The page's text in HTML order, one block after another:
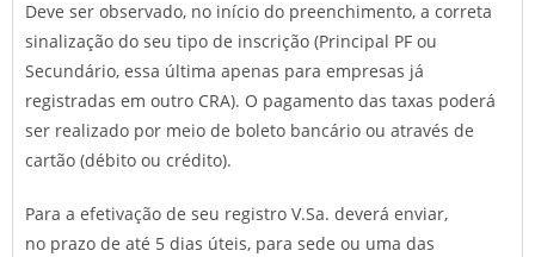
Deve ser observado, no início do preenchimento, a correta
sinalização do seu tipo de inscrição (Principal PF ou
Secundário, essa última apenas para empresas já
registradas em outro CRA). O pagamento das taxas poderá
ser realizado por meio de boleto bancário ou através de
cartão (débito ou crédito).
Para a efetivação de seu registro V.Sa. deverá enviar,
no prazo de até 5 dias úteis, para sede ou uma das